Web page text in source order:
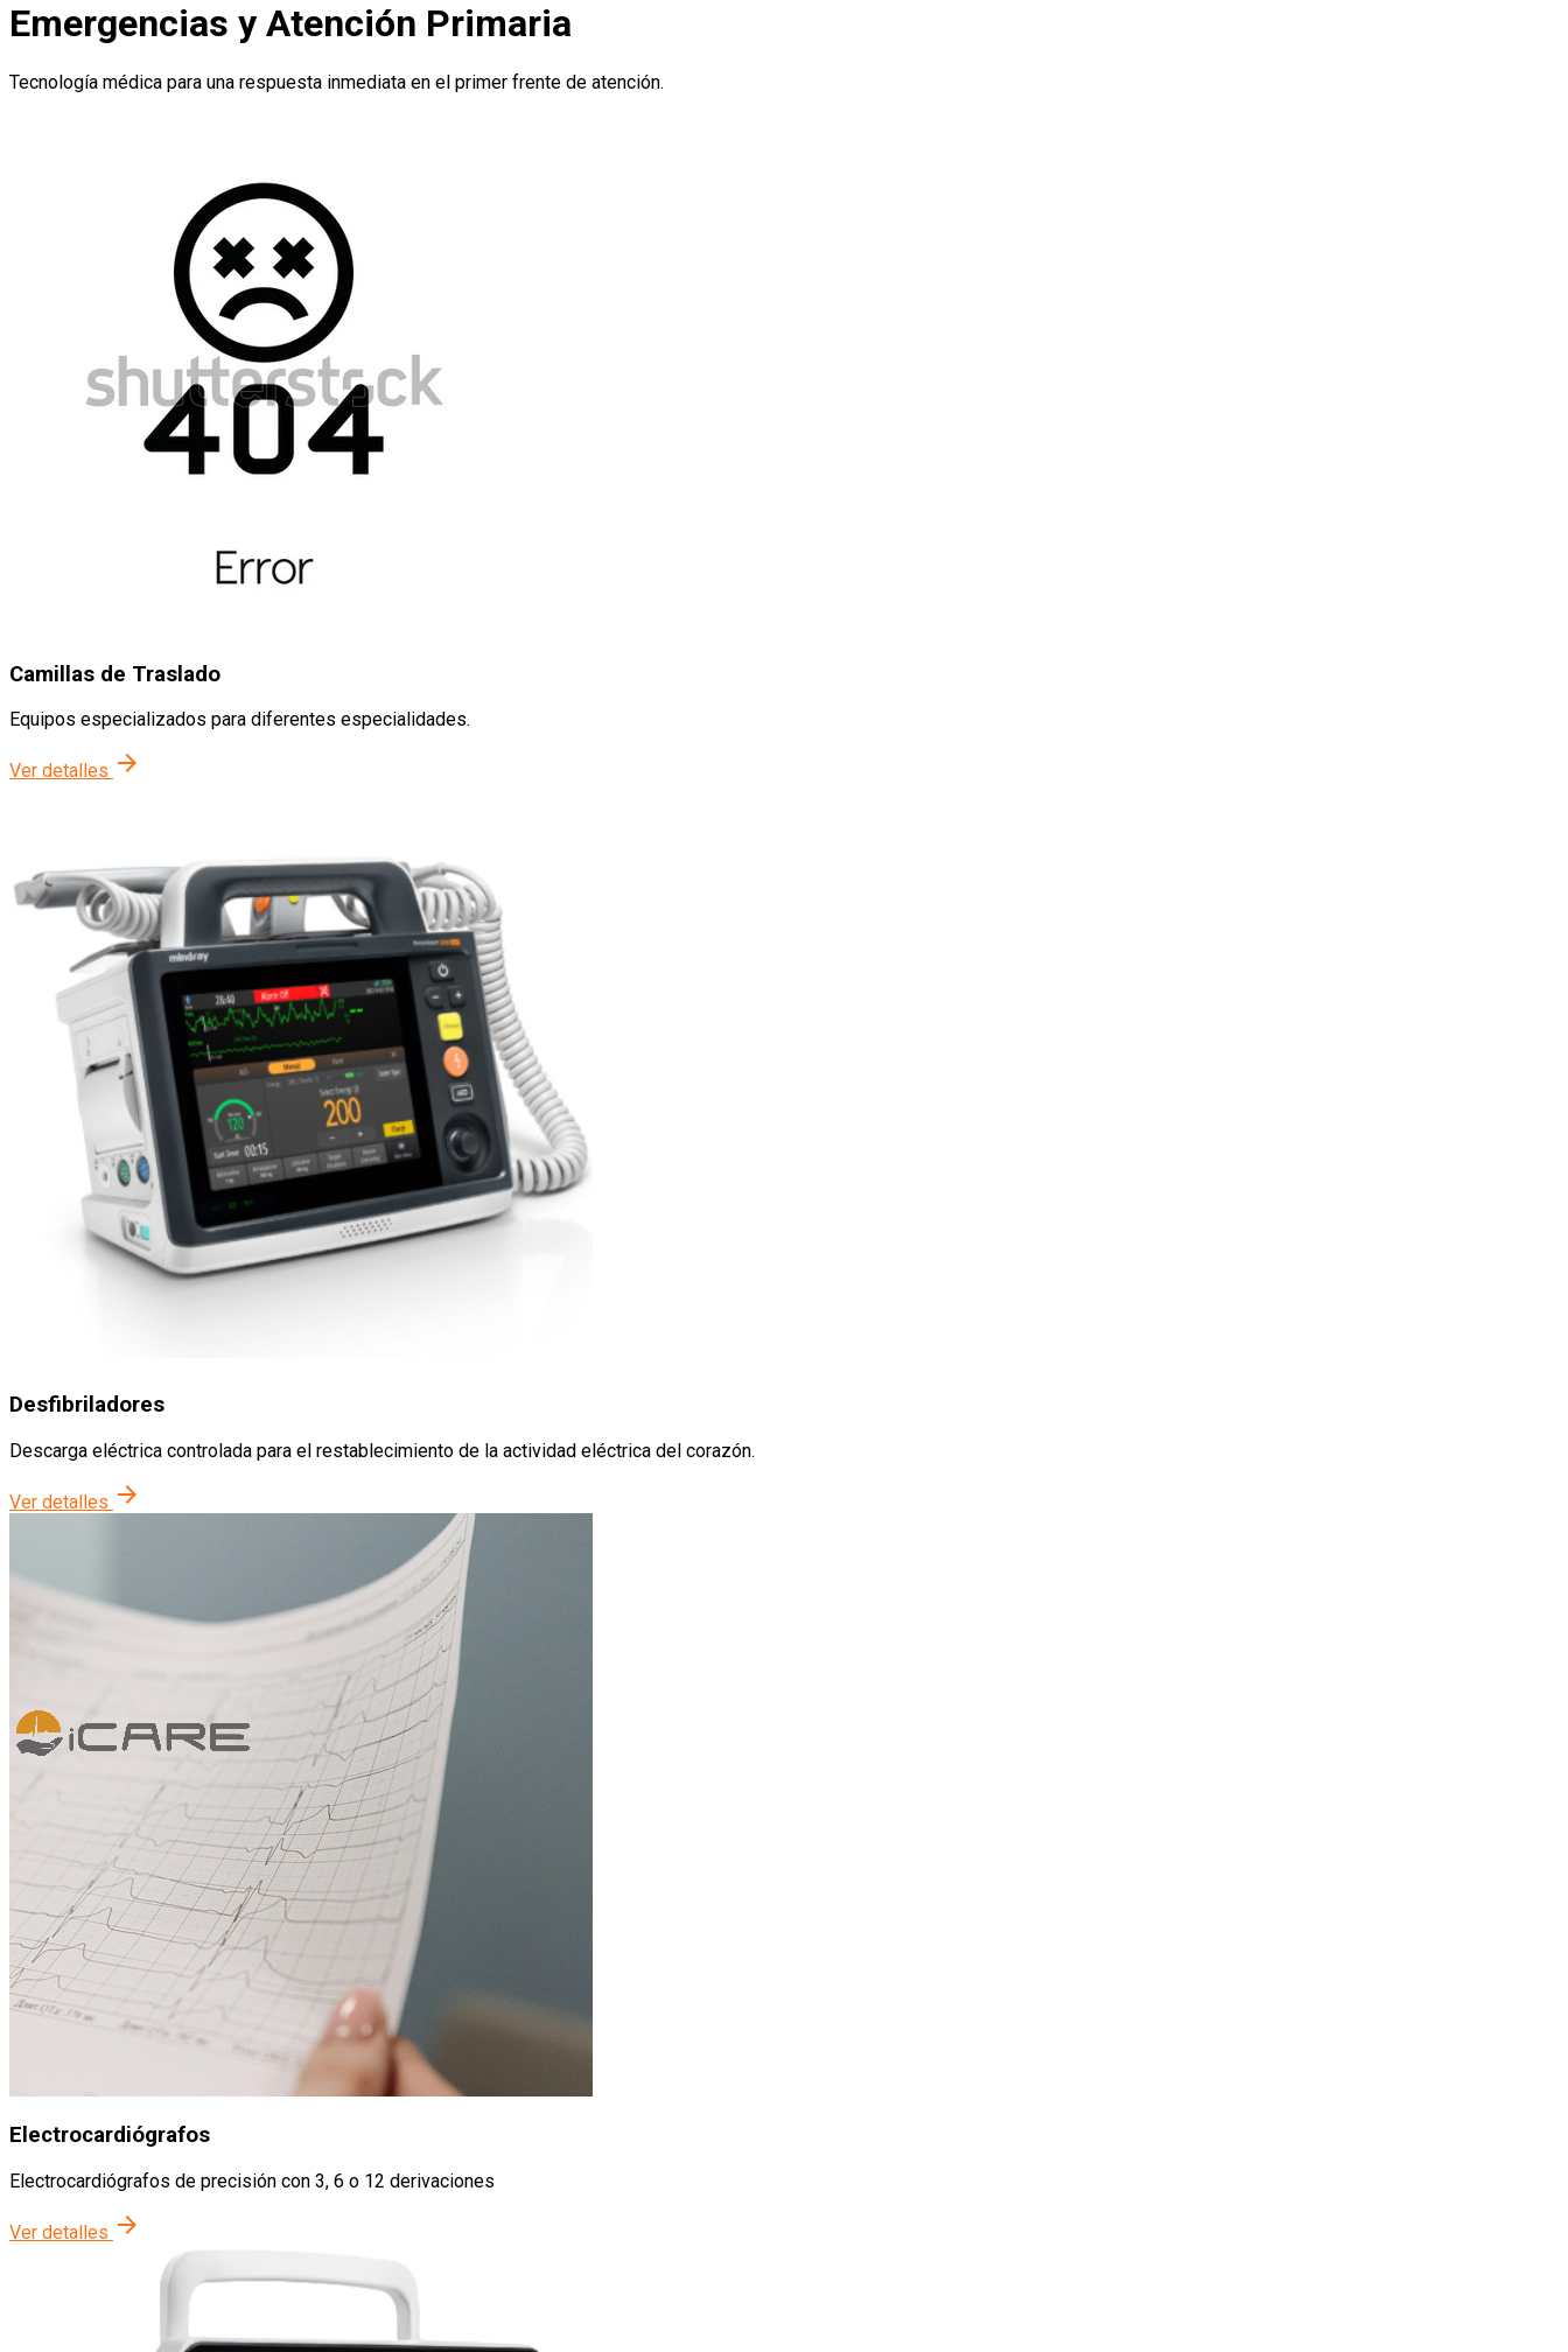
Emergencias y Atención Primaria
Tecnología médica para una respuesta inmediata en el primer frente de atención.
Camillas de Traslado
Equipos especializados para diferentes especialidades.
Ver detalles arrow_forward
Desfibriladores
Descarga eléctrica controlada para el restablecimiento de la actividad eléctrica del corazón.
Ver detalles arrow_forward
Electrocardiógrafos
Electrocardiógrafos de precisión con 3, 6 o 12 derivaciones
Ver detalles arrow_forward